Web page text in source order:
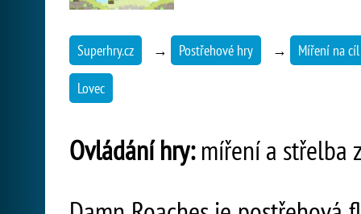
Superhry.cz → Postřehové hry → Míření na cíl
Lovec
Ovládání hry:míření a střelba